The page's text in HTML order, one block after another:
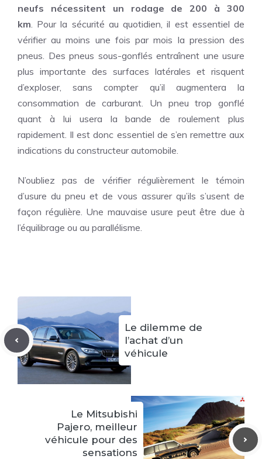
neufs nécessitent un rodage de 200 à 300
km. Pour la sécurité au quotidien, il est essentiel de
vérifier au moins une fois par mois la pression des
pneus. Des pneus sous-gonflés entraînent une usure
plus importante des surfaces latérales et risquent
d’exploser, sans compter qu’il augmentera la
consommation de carburant. Un pneu trop gonflé
quant à lui usera la bande de roulement plus
rapidement. Il est donc essentiel de s’en remettre aux
indications du constructeur automobile.
N’oubliez pas de vérifier régulièrement le témoin
d’usure du pneu et de vous assurer qu’ils s’usent de
façon régulière. Une mauvaise usure peut être due à
l’équilibrage ou au parallélisme.
Le dilemme de
l’achat d’un
véhicule
Le Mitsubishi
Pajero, meilleur
véhicule pour des
sensations